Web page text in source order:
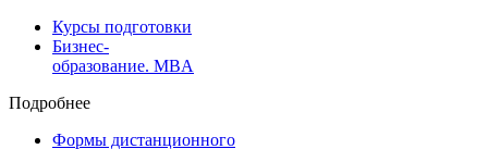
Курсы подготовки
Бизнес-
образование. MBA
Подробнее
Формы дистанционного